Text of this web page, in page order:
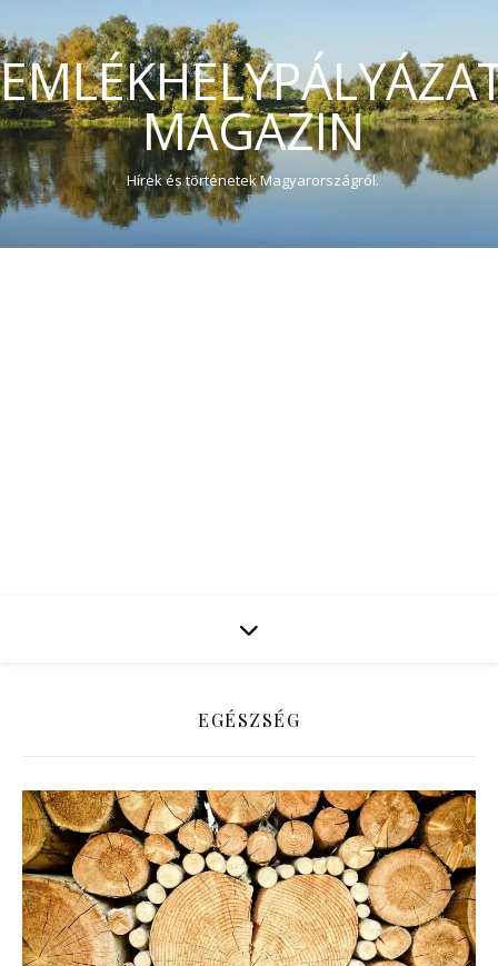
MAGAZIN
Hírek és történetek Magyarországról.
EGÉSZSÉG